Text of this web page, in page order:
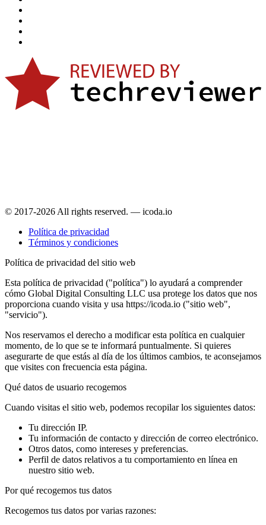
© 2017-2026 All rights reserved. — icoda.io
Política de privacidad
Términos y condiciones
Política de privacidad del sitio web
Esta política de privacidad ("política") lo ayudará a comprender
cómo Global Digital Consulting LLC usa protege los datos que nos
proporciona cuando visita y usa https://icoda.io ("sitio web",
"servicio").
Nos reservamos el derecho a modificar esta política en cualquier
momento, de lo que se te informará puntualmente. Si quieres
asegurarte de que estás al día de los últimos cambios, te aconsejamos
que visites con frecuencia esta página.
Qué datos de usuario recogemos
Cuando visitas el sitio web, podemos recopilar los siguientes datos:
Tu dirección IP.
Tu información de contacto y dirección de correo electrónico.
Otros datos, como intereses y preferencias.
Perfil de datos relativos a tu comportamiento en línea en
nuestro sitio web.
Por qué recogemos tus datos
Recogemos tus datos por varias razones: